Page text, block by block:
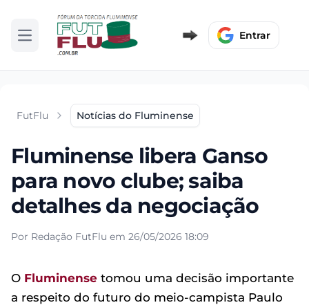
Abrir menu Entrar
FutFlu Notícias do Fluminense
Fluminense libera Ganso
para novo clube; saiba
detalhes da negociação
Por Redação FutFlu em 26/05/2026 18:09
O Fluminense tomou uma decisão importante
a respeito do futuro do meio-campista Paulo